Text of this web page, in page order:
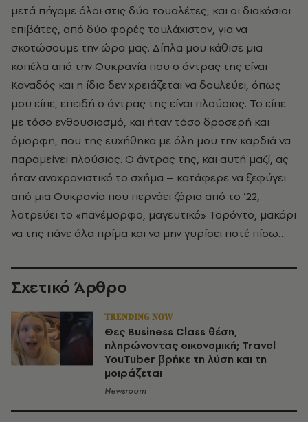
μετά πήγαμε όλοι στις δύο τουαλέτες, και οι διακόσιοι
επιβάτες, από δύο φορές τουλάχιστον, για να
σκοτώσουμε την ώρα μας. Δίπλα μου κάθισε μια
κοπέλα από την Ουκρανία που ο άντρας της είναι
Καναδός και η ίδια δεν χρειάζεται να δουλεύει, όπως
μου είπε, επειδή ο άντρας της είναι πλούσιος. Το είπε
με τόσο ενθουσιασμό, και ήταν τόσο δροσερή και
όμορφη, που της ευχήθηκα με όλη μου την καρδιά να
παραμείνει πλούσιος. Ο άντρας της, και αυτή μαζί, ας
ήταν αναχρονιστικό το σχήμα – κατάφερε να ξεφύγει
από μια Ουκρανία που περνάει ζόρια από το ’22,
λατρεύει το «πανέμορφο, μαγευτικό» Τορόντο, μακάρι
να της πάνε όλα πρίμα και να μην γυρίσει ποτέ πίσω…
Σχετικό Άρθρο
TRENDING NOW
Θες Business Class θέση,
πληρώνοντας οικονομική; Travel
YouTuber βρήκε τη λύση και τη
μοιράζεται
Newsroom